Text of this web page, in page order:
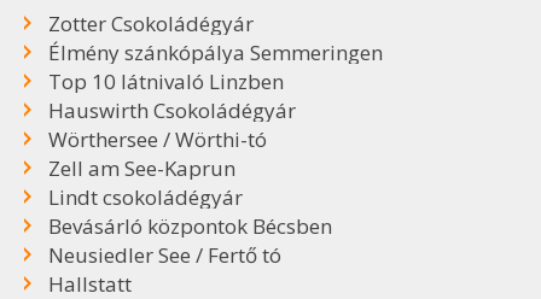
Zotter Csokoládégyár
Élmény szánkópálya Semmeringen
Top 10 látnivaló Linzben
Hauswirth Csokoládégyár
Wörthersee / Wörthi-tó
Zell am See-Kaprun
Lindt csokoládégyár
Bevásárló központok Bécsben
Neusiedler See / Fertő tó
Hallstatt